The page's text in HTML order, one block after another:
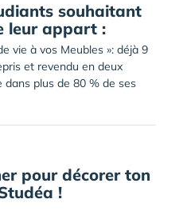
souhaitant
leur appart :
vie à vos Meubles »: déjà 9
et revendu en deux
dans plus de 80 % de ses
pour décorer ton
!